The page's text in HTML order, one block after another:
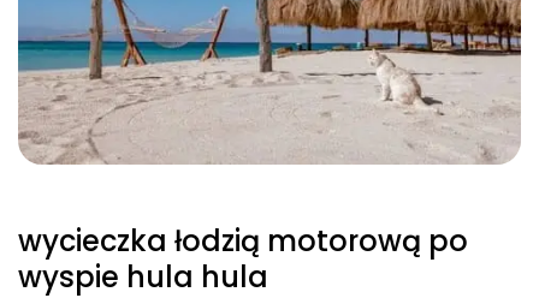
wycieczka łodzią motorową po
wyspie hula hula